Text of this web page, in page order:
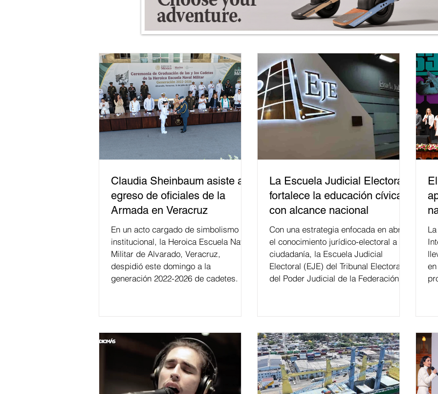
Claudia Sheinbaum asiste a
egreso de oficiales de la
Armada en Veracruz
En un acto cargado de simbolismo
institucional, la Heroica Escuela Naval
Militar de Alvarado, Veracruz,
despidió este domingo a la
generación 2022-2026 de cadetes.
La Escuela Judicial Electoral
fortalece la educación cívica
con alcance nacional
Con una estrategia enfocada en abrir
el conocimiento jurídico-electoral a la
ciudadanía, la Escuela Judicial
Electoral (EJE) del Tribunal Electoral
del Poder Judicial de la Federación ha
relacionados con la democracia y el
del papel que ha asumido la EJE en la
difusión de la justicia electoral como
un bien público. La mayor parte de las
personas capacitadas no forma
La edición 53 del Festival